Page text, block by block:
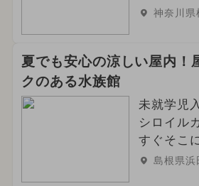
神奈川県
夏でも安心の涼しい屋内！
クのある水族館
未就学児
シロイル
すぐそこ
島根県浜